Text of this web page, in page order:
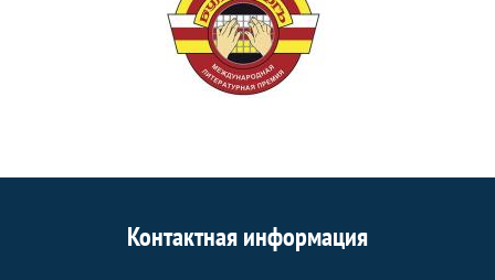
Контактная информация